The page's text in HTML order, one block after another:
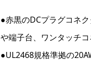
●赤黒のDCプラグコネ
や端子台、ワンタッチ
●UL2468規格準拠の